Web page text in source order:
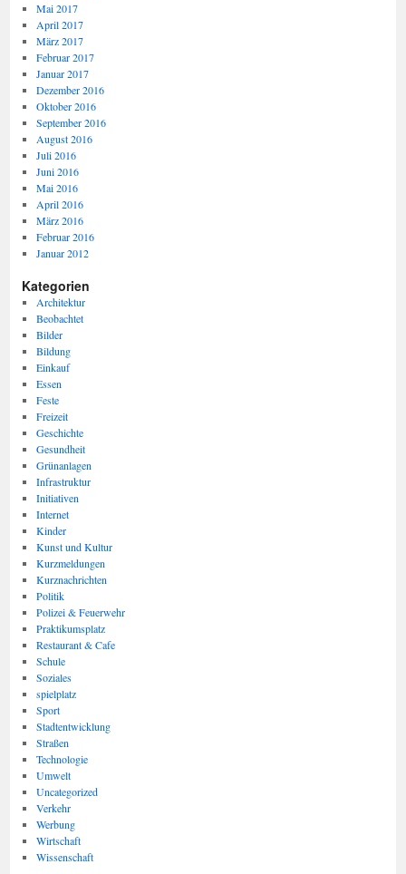
Mai 2017
April 2017
März 2017
Februar 2017
Januar 2017
Dezember 2016
Oktober 2016
September 2016
August 2016
Juli 2016
Juni 2016
Mai 2016
April 2016
März 2016
Februar 2016
Januar 2012
Kategorien
Architektur
Beobachtet
Bilder
Bildung
Einkauf
Essen
Feste
Freizeit
Geschichte
Gesundheit
Grünanlagen
Infrastruktur
Initiativen
Internet
Kinder
Kunst und Kultur
Kurzmeldungen
Kurznachrichten
Politik
Polizei & Feuerwehr
Praktikumsplatz
Restaurant & Cafe
Schule
Soziales
spielplatz
Sport
Stadtentwicklung
Straßen
Technologie
Umwelt
Uncategorized
Verkehr
Werbung
Wirtschaft
Wissenschaft